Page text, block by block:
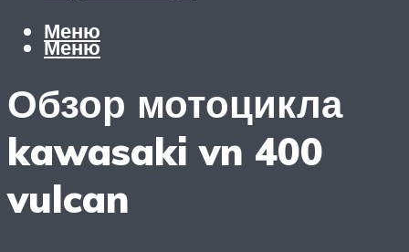
Меню
Меню
Обзор мотоцикла
kawasaki vn 400
vulcan